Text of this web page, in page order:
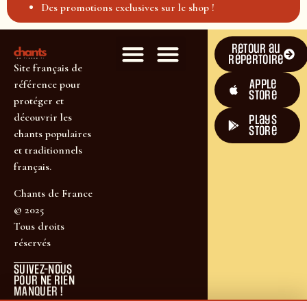
Des promotions exclusives sur le shop !
Site français de
référence pour
protéger et
découvrir les
chants populaires
et traditionnels
français.
Chants de France
© 2025
Tous droits
réservés
SUIVEZ-NOUS
POUR NE RIEN
MANQUER !
Retour au
répertoire
Apple
Store
plays
store